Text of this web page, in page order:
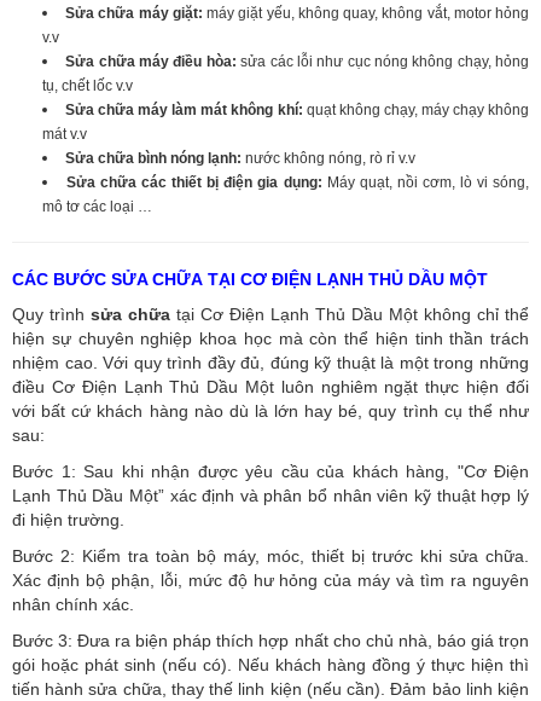
Sửa chữa máy giặt:máy giặt yếu, không quay, không vắt, motor hỏng
v.v
Sửa chữa máy điều hòa: sửa các lỗi như cục nóng không chạy, hỏng
tụ, chết lốc v.v
Sửa chữa máy làm mát không khí: quạt không chạy, máy chạy không
mát v.v
Sửa chữa bình nóng lạnh: nước không nóng, rò rỉ v.v
Sửa chữa các thiết bị điện gia dụng: Máy quạt, nồi cơm, lò vi sóng,
mô tơ các loại …
CÁC BƯỚC SỬA CHỮA TẠI CƠ ĐIỆN LẠNH THỦ DẦU MỘT
Quy trình sửa chữa tại Cơ Điện Lạnh Thủ Dầu Một không chỉ thể
hiện sự chuyên nghiệp khoa học mà còn thể hiện tinh thần trách
nhiệm cao. Với quy trình đầy đủ, đúng kỹ thuật là một trong những
điều Cơ Điện Lạnh Thủ Dầu Một luôn nghiêm ngặt thực hiện đối
với bất cứ khách hàng nào dù là lớn hay bé, quy trình cụ thể như
sau:
Bước 1: Sau khi nhận được yêu cầu của khách hàng, "Cơ Điện
Lạnh Thủ Dầu Một” xác định và phân bổ nhân viên kỹ thuật hợp lý
đi hiện trường.
Bước 2: Kiểm tra toàn bộ máy, móc, thiết bị trước khi sửa chữa.
Xác định bộ phận, lỗi, mức độ hư hỏng của máy và tìm ra nguyên
nhân chính xác.
Bước 3: Đưa ra biện pháp thích hợp nhất cho chủ nhà, báo giá trọn
gói hoặc phát sinh (nếu có). Nếu khách hàng đồng ý thực hiện thì
tiến hành sửa chữa, thay thế linh kiện (nếu cần). Đảm bảo linh kiện